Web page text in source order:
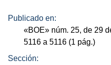
Publicado en:
«BOE» núm. 25, de 29
5116 a 5116 (1 pág.)
Sección: